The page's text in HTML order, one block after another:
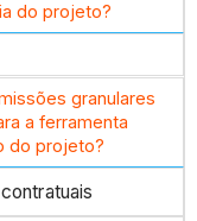
do projeto?
granulares
a ferramenta
do projeto?